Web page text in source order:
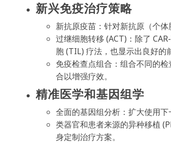
新兴免疫治疗策略
新抗原疫苗：针对新抗原（个
过继细胞转移 (ACT)：除了
胞 (TIL) 疗法，也显示出良好的
免疫检查点组合：组合不同的
合以增强疗效。
精准医学和基因组学
全面的基因组分析：扩大使用下
类器官和患者来源的异种移植
身定制治疗方案。